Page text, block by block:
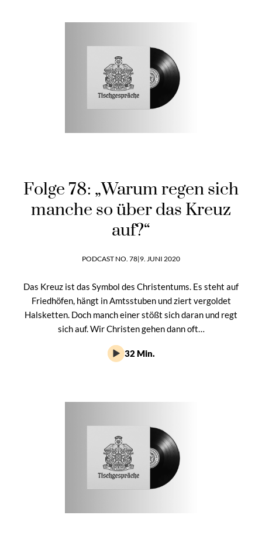
Folge 78: „Warum regen sich
manche so über das Kreuz
auf?“
PODCAST NO. 78|9. JUNI 2020
Das Kreuz ist das Symbol des Christentums. Es steht auf
Friedhöfen, hängt in Amtsstuben und ziert vergoldet
Halsketten. Doch manch einer stößt sich daran und regt
sich auf. Wir Christen gehen dann oft…
32 Min.